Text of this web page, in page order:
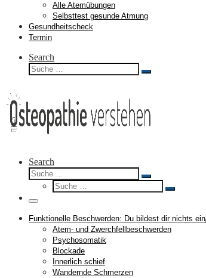
Alle Atemübungen
Selbsttest gesunde Atmung
Gesundheitscheck
Termin
Search
Suche
Suche
Search
Suche
Suche
…
Suche
Suche
Menü
Funktionelle Beschwerden: Du bildest dir nichts ein
Atem- und Zwerchfellbeschwerden
Psychosomatik
Blockade
Innerlich schief
Wandernde Schmerzen